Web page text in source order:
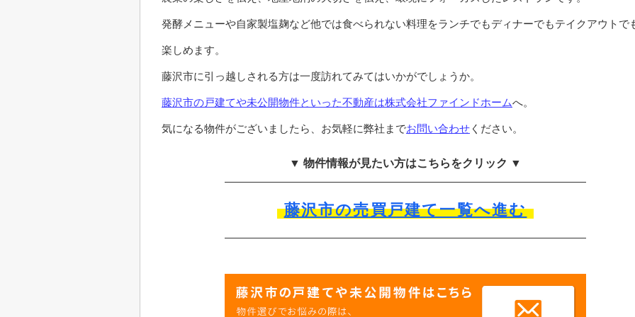
発酵メニューや自家製塩麹など他では食べられない料理をランチでもディナーでもテイクアウトで
楽しめます。
藤沢市に引っ越しされる方は一度訪れてみてはいかがでしょうか。
藤沢市の戸建てや未公開物件といった不動産は株式会社ファインドホームへ。
気になる物件がございましたら、お気軽に弊社までお問い合わせ ください。
▼ 物件情報が見たい方はこちらをクリック ▼
藤沢市の売買戸建て一覧へ進む